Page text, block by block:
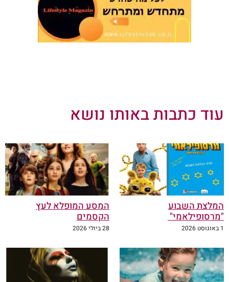
עוד כתבות באותו נושא
המלצת השבוע
"מרסופילאמי"
1 באוגוסט 2026
המסע המופלא לעץ
הקסמים
28 ביולי 2026